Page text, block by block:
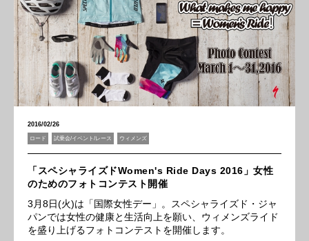
2016/02/26
ロード 試乗会/イベント/レース ウィメンズ
「スペシャライズドWomen's Ride Days 2016」女性
のためのフォトコンテスト開催
3月8日(火)は「国際女性デー」。スペシャライズド・ジャ
パンでは女性の健康と生活向上を願い、ウィメンズライド
を盛り上げるフォトコンテストを開催します。